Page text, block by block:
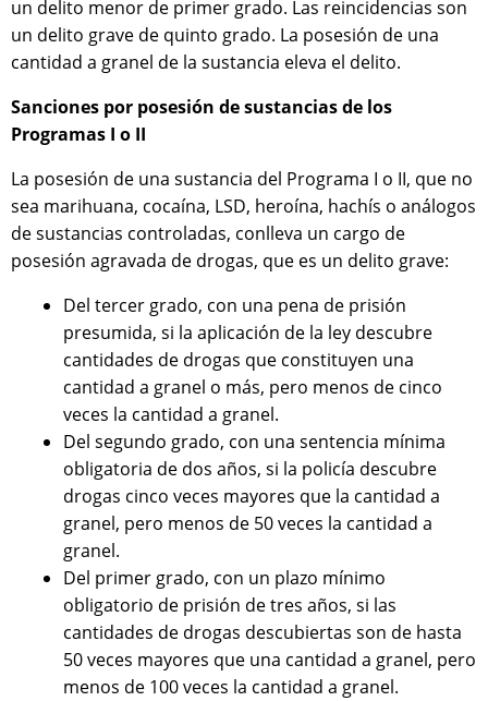
un delito menor de primer grado. Las reincidencias son
un delito grave de quinto grado. La posesión de una
cantidad a granel de la sustancia eleva el delito.
Sanciones por posesión de sustancias de los
Programas I o II
La posesión de una sustancia del Programa I o II, que no
sea marihuana, cocaína, LSD, heroína, hachís o análogos
de sustancias controladas, conlleva un cargo de
posesión agravada de drogas, que es un delito grave:
Del tercer grado, con una pena de prisión
presumida, si la aplicación de la ley descubre
cantidades de drogas que constituyen una
cantidad a granel o más, pero menos de cinco
veces la cantidad a granel.
Del segundo grado, con una sentencia mínima
obligatoria de dos años, si la policía descubre
drogas cinco veces mayores que la cantidad a
granel, pero menos de 50 veces la cantidad a
granel.
Del primer grado, con un plazo mínimo
obligatorio de prisión de tres años, si las
cantidades de drogas descubiertas son de hasta
50 veces mayores que una cantidad a granel, pero
menos de 100 veces la cantidad a granel.